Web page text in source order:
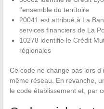
l’ensemble du territoire
20041 est attribué à La
services financiers de La
10278 identifie le Crédit
régionales
Ce code ne change pas lors
même réseau. En revanche,
le code établissement et, par